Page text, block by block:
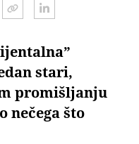
stari,
promišljanju
nečega što